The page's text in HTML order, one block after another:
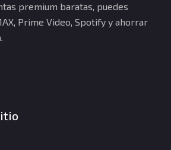
premium baratas, puedes
Prime Video, Spotify y ahorrar